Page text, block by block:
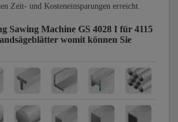
Zeit- und Kosteneinsparungen erreicht.
Sawing Machine GS 4028 I für 4115
womit können Sie